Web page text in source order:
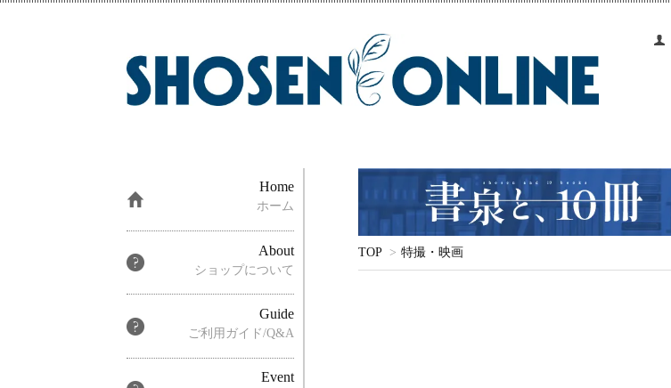
TOP > 特撮・映画
Home
ホーム
About
ショップについて
Guide
ご利用ガイド/Q&A
Event